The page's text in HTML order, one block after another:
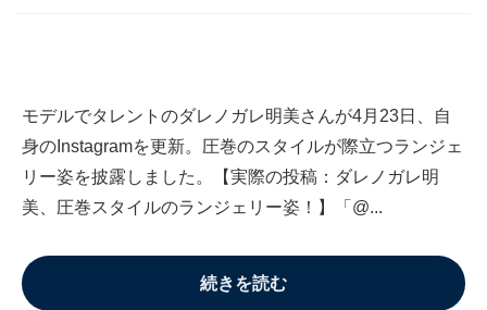
モデルでタレントのダレノガレ明美さんが4月23日、自
身のInstagramを更新。圧巻のスタイルが際立つランジェ
リー姿を披露しました。【実際の投稿：ダレノガレ明
美、圧巻スタイルのランジェリー姿！】「@...
続きを読む